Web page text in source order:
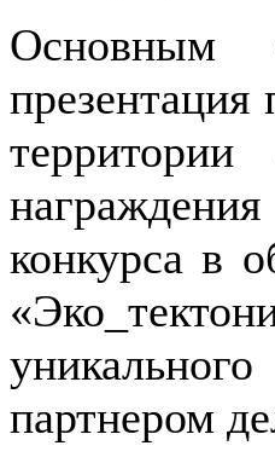
Основным
презентация
конкурса в
партнером